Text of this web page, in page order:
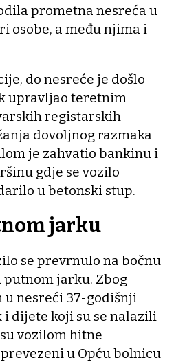
prometna nesreća u
osobe, a među njima i
do nesreće je došlo
upravljao teretnim
registarskih
dovoljnog razmaka
je zahvatio bankinu i
gdje se vozilo
u betonski stup.
jarku
se prevrnulo na bočnu
putnom jarku. Zbog
u nesreći 37-godišnji
i dijete koji su se nalazili
vozilom hitne
u Opću bolnicu